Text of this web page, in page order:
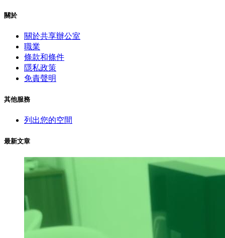
關於
關於共享辦公室
職業
條款和條件
隱私政策
免責聲明
其他服務
列出您的空間
最新文章